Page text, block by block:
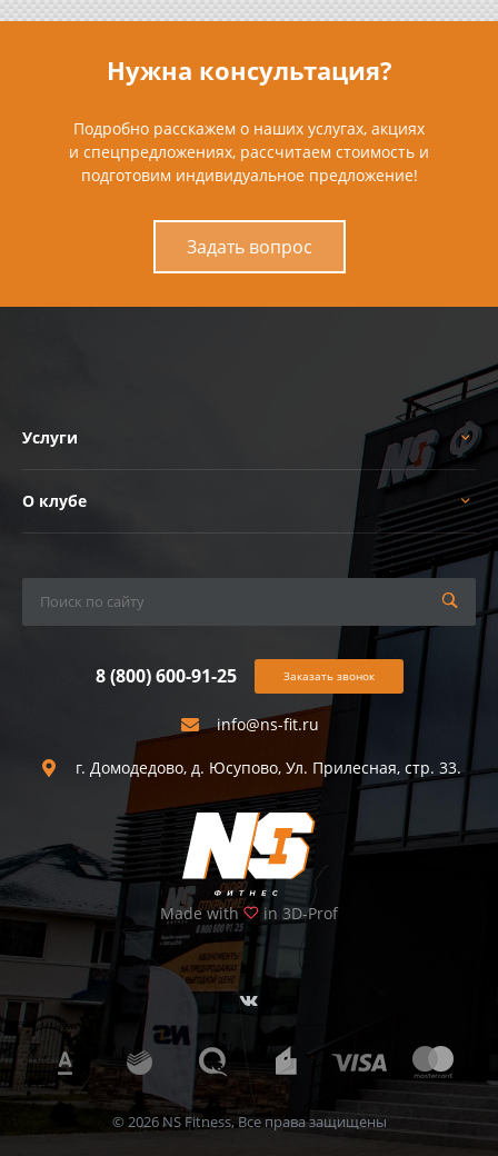
Нужна консультация?
Подробно расскажем о наших услугах, акциях
и спецпредложениях, рассчитаем стоимость и
подготовим индивидуальное предложение!
Задать вопрос
Услуги
О клубе
info@ns-fit.ru
8 (800) 600-91-25
г. Домодедово, д. Юсупово, Ул. Прилесная, стр. 33.
Заказать звонок
Made with in 3D-Prof
© 2026 NS Fitness, Все права защищены